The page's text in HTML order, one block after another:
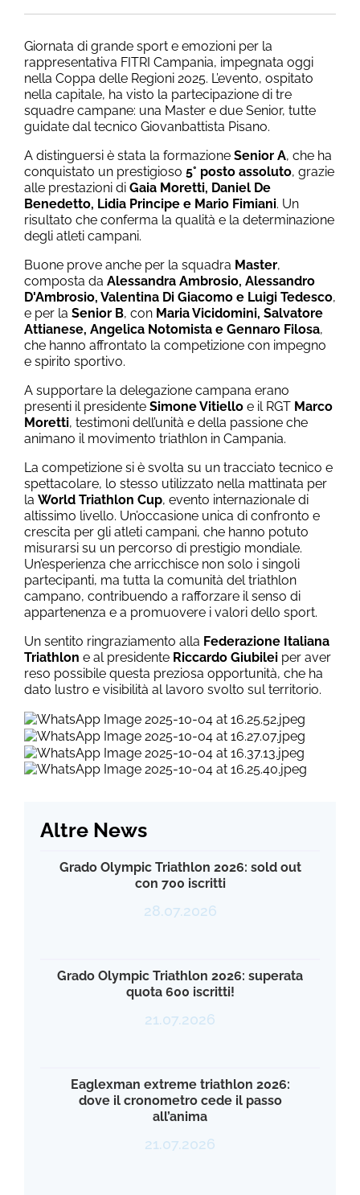
Giornata di grande sport e emozioni per la
rappresentativa FITRI Campania, impegnata oggi
nella Coppa delle Regioni 2025. L’evento, ospitato
nella capitale, ha visto la partecipazione di tre
squadre campane: una Master e due Senior, tutte
guidate dal tecnico Giovanbattista Pisano.
A distinguersi è stata la formazione Senior A, che ha
conquistato un prestigioso 5° posto assoluto, grazie
alle prestazioni di Gaia Moretti, Daniel De
Benedetto, Lidia Principe e Mario Fimiani. Un
risultato che conferma la qualità e la determinazione
degli atleti campani.
Buone prove anche per la squadra Master,
composta da Alessandra Ambrosio, Alessandro
D'Ambrosio, Valentina Di Giacomo e Luigi Tedesco,
e per la Senior B, con Maria Vicidomini, Salvatore
Attianese, Angelica Notomista e Gennaro Filosa,
che hanno affrontato la competizione con impegno
e spirito sportivo.
A supportare la delegazione campana erano
presenti il presidente Simone Vitiello e il RGT Marco
Moretti, testimoni dell’unità e della passione che
animano il movimento triathlon in Campania.
La competizione si è svolta su un tracciato tecnico e
spettacolare, lo stesso utilizzato nella mattinata per
la World Triathlon Cup, evento internazionale di
altissimo livello. Un’occasione unica di confronto e
crescita per gli atleti campani, che hanno potuto
misurarsi su un percorso di prestigio mondiale.
Un’esperienza che arricchisce non solo i singoli
partecipanti, ma tutta la comunità del triathlon
campano, contribuendo a rafforzare il senso di
appartenenza e a promuovere i valori dello sport.
Un sentito ringraziamento alla Federazione Italiana
Triathlon e al presidente Riccardo Giubilei per aver
reso possibile questa preziosa opportunità, che ha
dato lustro e visibilità al lavoro svolto sul territorio.
Altre News
Grado Olympic Triathlon 2026: sold out
con 700 iscritti
28.07.2026
Grado Olympic Triathlon 2026: superata
quota 600 iscritti!
21.07.2026
Eaglexman extreme triathlon 2026:
dove il cronometro cede il passo
all’anima
21.07.2026